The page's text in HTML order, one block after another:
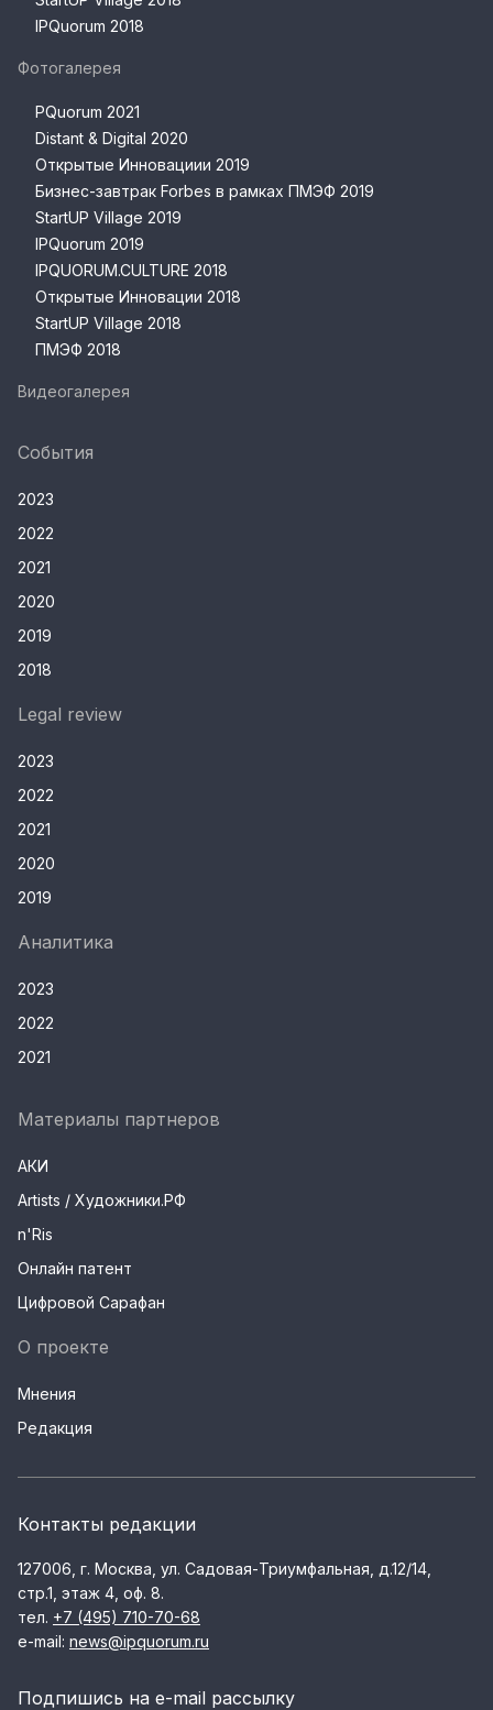
IPQuorum 2018
Фотогалерея
PQuorum 2021
Distant & Digital 2020
Открытые Инновациии 2019
Бизнес-завтрак Forbes в рамках ПМЭФ 2019
StartUP Village 2019
IPQuorum 2019
IPQUORUM.CULTURE 2018
Открытые Инновации 2018
StartUP Village 2018
ПМЭФ 2018
Видеогалерея
События
2023
2022
2021
2020
2019
2018
Legal review
2023
2022
2021
2020
2019
Аналитика
2023
2022
2021
Материалы партнеров
АКИ
Artists / Художники.РФ
n'Ris
Онлайн патент
Цифровой Сарафан
О проекте
Мнения
Редакция
Контакты редакции
127006, г. Москва, ул. Садовая-Триумфальная, д.12/14,
стр.1, этаж 4, оф. 8.
тел. +7 (495) 710-70-68
e-mail: news@ipquorum.ru
Подпишись на e-mail рассылку